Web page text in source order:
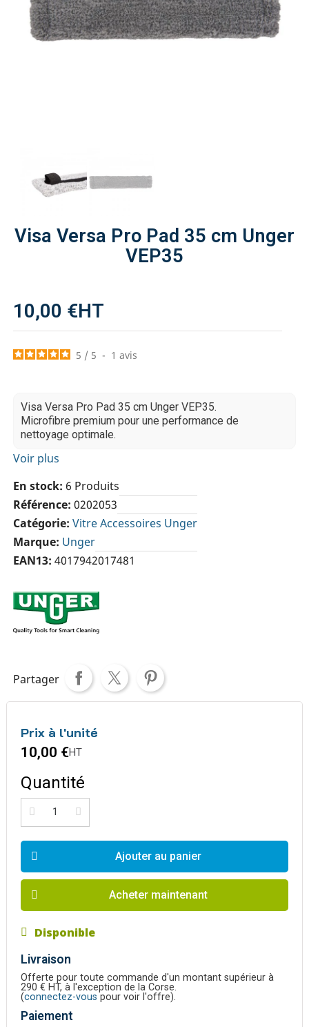
Visa Versa Pro Pad 35 cm Unger
VEP35
10,00 €HT
5 / 5 - 1 avis
Visa Versa Pro Pad 35 cm Unger VEP35.
Microfibre premium pour une performance de
nettoyage optimale.
Voir plus
En stock 6 Produits
Référence 0202053
Catégorie Vitre Accessoires Unger
Marque Unger
EAN13 4017942017481
Partager
Prix à l'unité
10,00 €HT
Quantité
Ajouter au panier
Acheter maintenant
Disponible
Livraison
Offerte pour toute commande d'un montant supérieur à
290 € HT, à l'exception de la Corse.
(connectez-vous pour voir l'offre).
Paiement